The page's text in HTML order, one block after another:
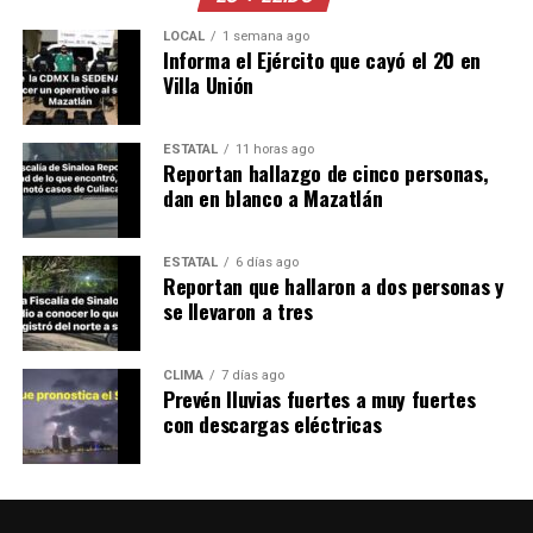
LOCAL 1 semana ago
Informa el Ejército que cayó el 20 en
Villa Unión
ESTATAL 11 horas ago
Reportan hallazgo de cinco personas,
dan en blanco a Mazatlán
ESTATAL 6 días ago
Reportan que hallaron a dos personas y
se llevaron a tres
CLIMA 7 días ago
Prevén lluvias fuertes a muy fuertes
con descargas eléctricas